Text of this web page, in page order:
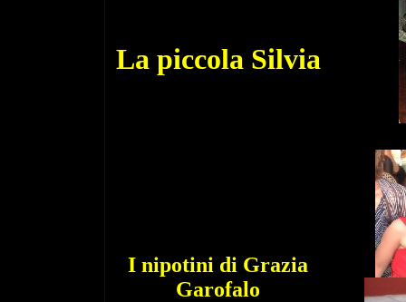
La piccola Silvia
I nipotini di Grazia
Garofalo